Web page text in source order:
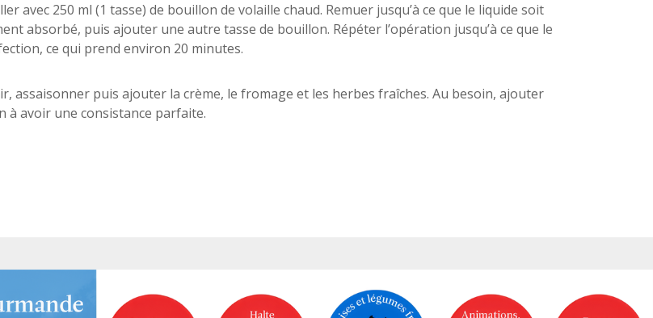
avec 250 ml (1 tasse) de bouillon de volaille chaud. Remuer jusqu’à ce que le liquide soit
absorbé, puis ajouter une autre tasse de bouillon. Répéter l’opération jusqu’à ce que le
ce qui prend environ 20 minutes.
assaisonner puis ajouter la crème, le fromage et les herbes fraîches. Au besoin, ajouter
à avoir une consistance parfaite.